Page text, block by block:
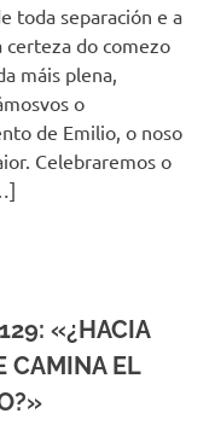
toda separación e a
certeza do comezo
máis plena,
o
de Emilio, o noso
Celebraremos o
«¿HACIA
CAMINA EL